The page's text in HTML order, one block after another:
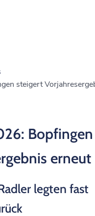
steigert
Bopfingen
erneut
legten fast